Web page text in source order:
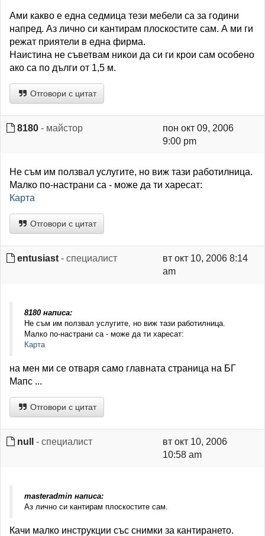
Ами какво е една седмица тези мебели са за години
напред. Аз лично си кантирам плоскостите сам. А ми ги
режат приятели в една фирма.
Наистина не съветвам никои да си ги крои сам особено
ако са по дълги от 1,5 м.
Отговори с цитат
8180 - майстор
пон окт 09, 2006
9:00 pm
Не съм им ползвал услугите, но виж тази работилница.
Малко по-настрани са - може да ти харесат:
Карта
Отговори с цитат
entusiast - специалист
вт окт 10, 2006 8:14
am
8180 написа:
Не съм им ползвал услугите, но виж тази работилница.
Малко по-настрани са - може да ти харесат:
Карта
на мен ми се отваря само главната страница на БГ
Мапс ...
Отговори с цитат
null - специалист
вт окт 10, 2006
10:58 am
masteradmin написа:
Аз лично си кантирам плоскостите сам.
Качи малко инструкции със снимки за кантирането.